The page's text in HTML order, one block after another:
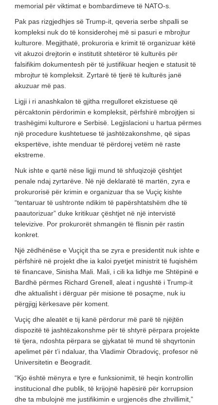
memorial për viktimat e bombardimeve të NATO-s.
Pak pas rizgjedhjes së Trump-it, qeveria serbe shpalli se
kompleksi nuk do të konsiderohej më si pasuri e mbrojtur
kulturore. Megjithatë, prokuroria e krimit të organizuar këtë
vit akuzoi drejtorin e institutit shtetëror të kulturës për
falsifikim dokumentesh për të justifikuar heqjen e statusit të
mbrojtur të kompleksit. Zyrtarë të tjerë të kulturës janë
akuzuar më pas.
Ligji i ri anashkalon të gjitha rregulloret ekzistuese që
përcaktonin përdorimin e kompleksit, përfshirë mbrojtjen si
trashëgimi kulturore e Serbisë. Legjislacioni u hartua përmes
një procedure kushtetuese të jashtëzakonshme, që sipas
ekspertëve, ishte menduar të përdorej vetëm në raste
ekstreme.
Nuk ishte e qartë nëse ligji mund të shfuqizojë çështjet
penale ndaj zyrtarëve. Në një deklaratë të martën, zyra e
prokurorisë për krimin e organizuar tha se Vuçiç kishte
“tentaruar të ushtronte ndikim të papërshtatshëm dhe të
paautorizuar” duke kritikuar çështjet në një intervistë
televizive. Por prokurorët shmangën të flisnin për rastin
konkret.
Një zëdhënëse e Vuçiçit tha se zyra e presidentit nuk ishte e
përfshirë në projekt dhe ia kaloi pyetjet ministrit të fuqishëm
të financave, Sinisha Mali. Mali, i cili ka lidhje me Shtëpinë e
Bardhë përmes Richard Grenell, aleat i ngushtë i Trump-it
dhe aktualisht i dërguar për misione të posaçme, nuk iu
përgjigj kërkesave për koment.
Vuçiç dhe aleatët e tij kanë përdorur më parë të njëjtën
dispozitë të jashtëzakonshme për të shtyrë përpara projekte
të tjera, ndoshta përpara se gjykatat të mund të shqyrtonin
apelimet për t’i ndaluar, tha Vladimir Obradoviç, profesor në
Universitetin e Beogradit.
“Kjo është mënyra e tyre e funksionimit, të heqin kontrollin
institucional dhe publik, të krijojnë hapësirë për korrupsion
dhe ta mbulojnë me justifikimin e urgjencës dhe zhvillimit,”